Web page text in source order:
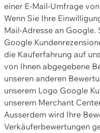
einer E-Mail-Umfrage
Wenn Sie Ihre
Mail-Adresse an Google.
Google
die Kauferfahrung auf
von Ihnen abgegebene
unseren anderen
unserem Logo Google
unserem Merchant
Ausserdem wird Ihre
Verkäuferbewertungen